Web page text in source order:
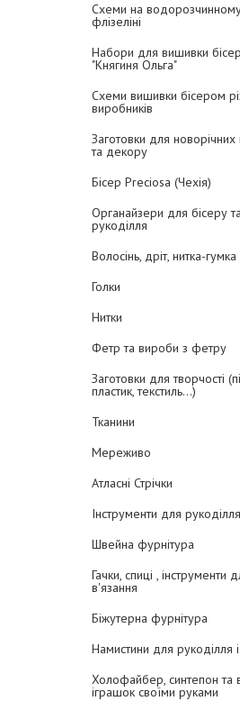
Схеми на
флізеліні
Набори для вишивки
"Княгиня Ольга"
Схеми вишивки бісером
виробників
Заготовки для новорічних
та декору
Бісер Preciosa (Чехія)
Органайзери для бісеру та
рукоділля
Волосінь, дріт, нитка-гумка
Голки
Нитки
Фетр та вироби з фетру
Заготовки для творчості
пластик, текстиль...)
Тканини
Мереживо
Атласні Стрічки
Інструменти для
Швейна фурнітура
Гачки, спиці , інструменти
в'язання
Біжутерна фурнітура
Намистини для рукоділля і
Холофайбер, синтепон та
іграшок своїми руками